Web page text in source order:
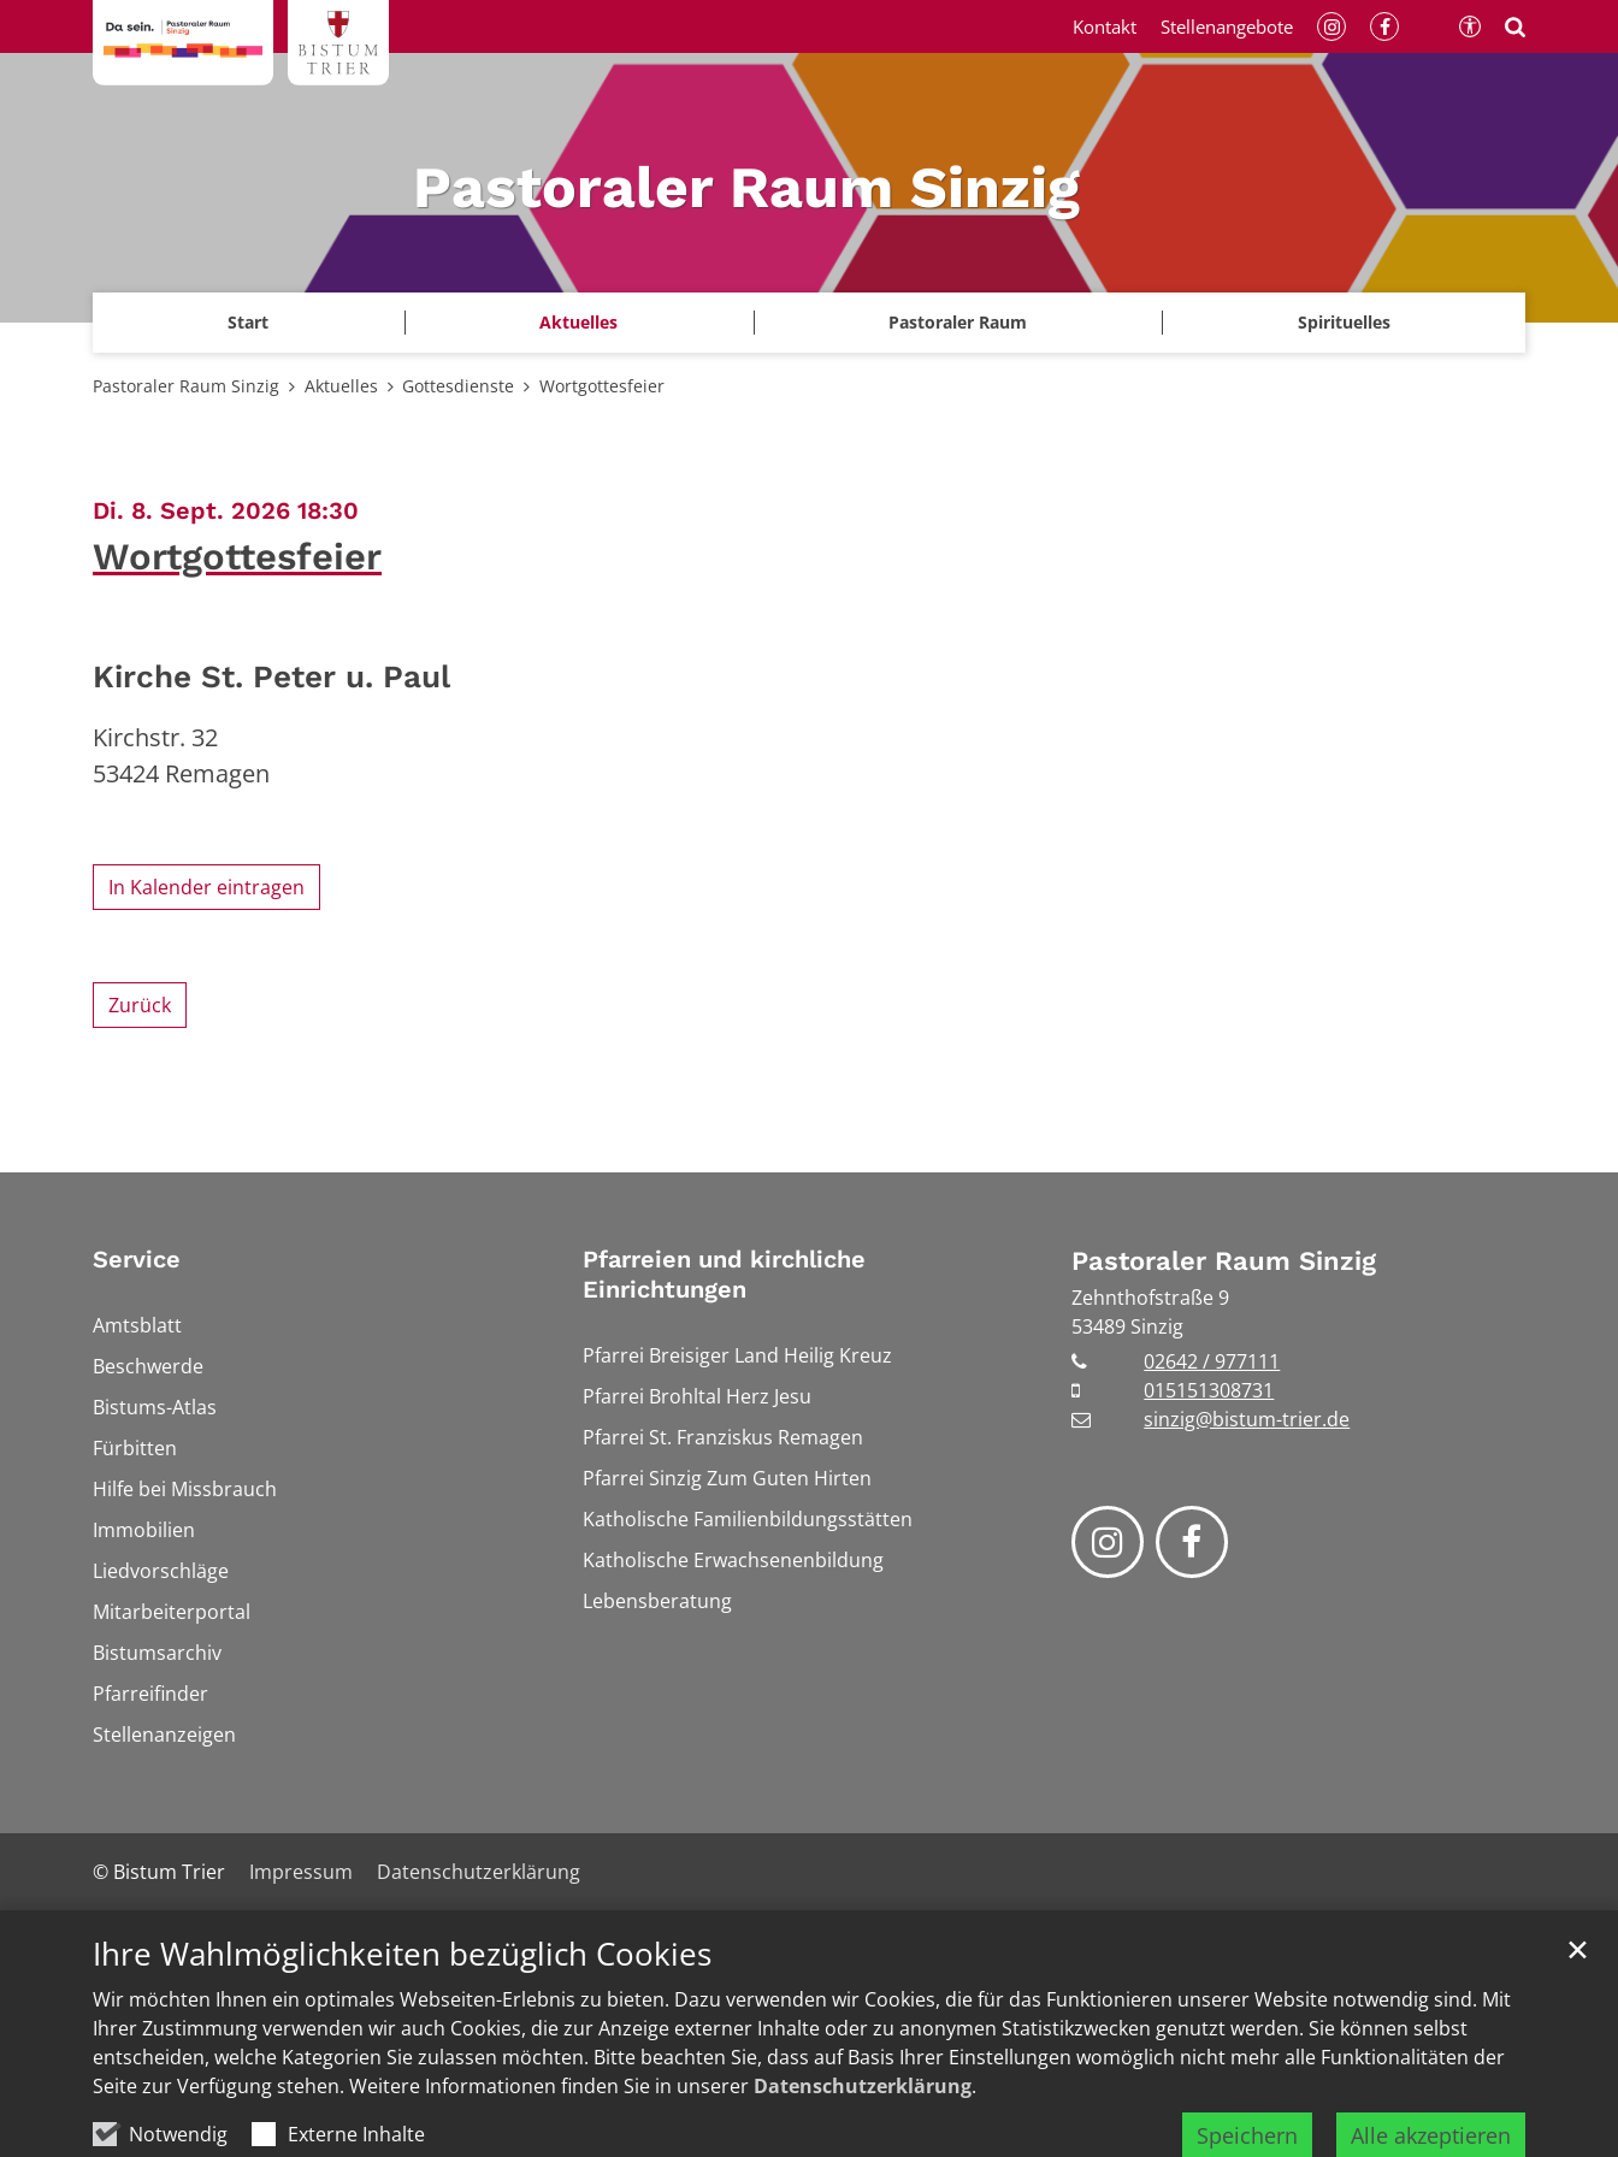
Ihre Wahlmöglichkeiten bezüglich Cookies
Wir möchten Ihnen ein optimales Webseiten-Erlebnis zu bieten. Dazu verwenden wir Cookies, die für das Funktionieren unserer Website notwendig sind. Mit
Ihrer Zustimmung verwenden wir auch Cookies, die zur Anzeige externer Inhalte oder zu anonymen Statistikzwecken genutzt werden. Sie können selbst
entscheiden, welche Kategorien Sie zulassen möchten. Bitte beachten Sie, dass auf Basis Ihrer Einstellungen womöglich nicht mehr alle Funktionalitäten der
Seite zur Verfügung stehen. Weitere Informationen finden Sie in unserer Datenschutzerklärung.
Notwendig
Externe Inhalte Speichern Alle akzeptieren
✕
Pastoraler Raum Sinzig
Start Aktuelles Pastoraler Raum Spirituelles
Kontakt Stellenangebote
Pastoraler Raum Sinzig Aktuelles Gottesdienste Wortgottesfeier
Di. 8. Sept. 2026 18:30
Wortgottesfeier
Kirche St. Peter u. Paul
Kirchstr. 32
53424 Remagen
In Kalender eintragen
Zurück
Service
Amtsblatt
Beschwerde
Bistums-Atlas
Fürbitten
Hilfe bei Missbrauch
Immobilien
Liedvorschläge
Mitarbeiterportal
Bistumsarchiv
Pfarreifinder
Stellenanzeigen
Pfarreien und kirchliche
Einrichtungen
Pfarrei Breisiger Land Heilig Kreuz
Pfarrei Brohltal Herz Jesu
Pfarrei St. Franziskus Remagen
Pfarrei Sinzig Zum Guten Hirten
Katholische Familienbildungsstätten
Katholische Erwachsenenbildung
Lebensberatung
Pastoraler Raum Sinzig
Zehnthofstraße 9
53489 Sinzig
02642 / 977111
015151308731
sinzig@bistum-trier.de
© Bistum Trier Impressum Datenschutzerklärung